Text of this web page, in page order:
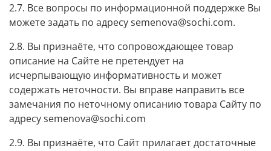
2.7. Все вопросы по информационной поддержке Вы
можете задать по адресу semenova@sochi.com.
2.8. Вы признаёте, что сопровождающее товар
описание на Сайте не претендует на
исчерпывающую информативность и может
содержать неточности. Вы вправе направить все
замечания по неточному описанию товара Сайту по
адресу semenova@sochi.com
2.9. Вы признаёте, что Сайт прилагает достаточные